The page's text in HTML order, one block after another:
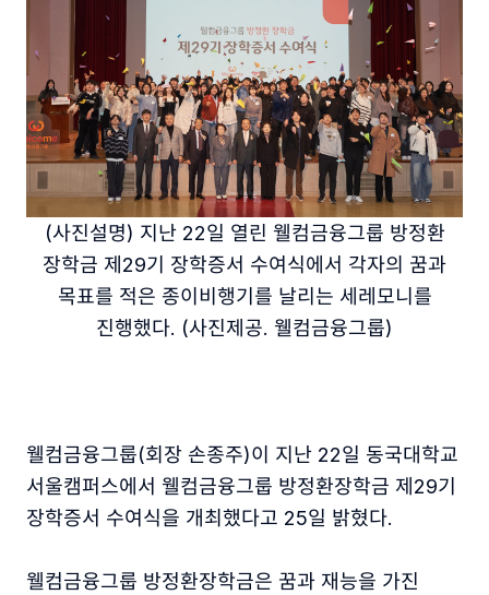
(사진설명) 지난 22일 열린 웰컴금융그룹 방정환
장학금 제29기 장학증서 수여식에서 각자의 꿈과
목표를 적은 종이비행기를 날리는 세레모니를
진행했다. (사진제공. 웰컴금융그룹)
웰컴금융그룹(회장 손종주)이 지난 22일 동국대학교
서울캠퍼스에서 웰컴금융그룹 방정환장학금 제29기
장학증서 수여식을 개최했다고 25일 밝혔다.
웰컴금융그룹 방정환장학금은 꿈과 재능을 가진